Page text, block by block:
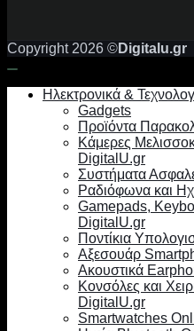
Copyright 2026 ©Digitalu.gr
Ηλεκτρονικά &
Gadgets
Προϊόντα
Κάμερες
DigitalU.gr
Συστήματα
Ραδιόφωνα και
Gamepads,
DigitalU.gr
Ποντίκια
Αξεσουάρ
Ακουστικά
Κονσόλες και
DigitalU.gr
Smartwatches